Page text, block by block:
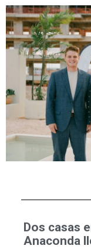
Dos casas
Anaconda